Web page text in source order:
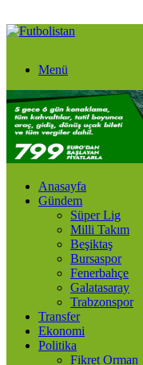
Menü
Anasayfa
Gündem
Süper Lig
Milli Takım
Beşiktaş
Bursaspor
Fenerbahçe
Galatasaray
Trabzonspor
Transfer
Ekonomi
Politika
Fikret Orman